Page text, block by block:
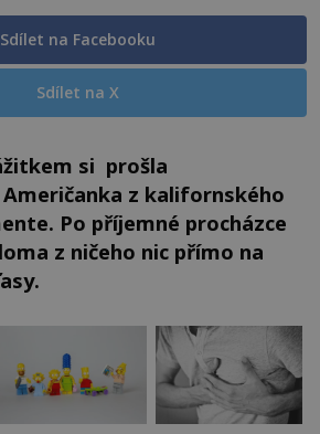
Sdílet na Facebooku
Sdílet na X
si prošla
z kalifornského
Po příjemné procházce
z ničeho nic přímo na